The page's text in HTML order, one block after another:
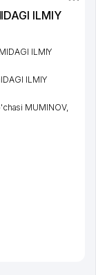
ILMIY
ILMIY
ILMIY
MUMINOV,